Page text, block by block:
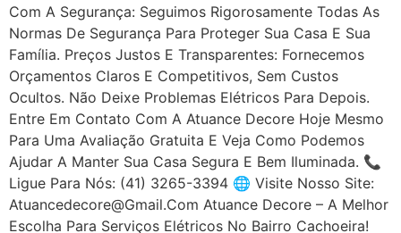
Com A Segurança: Seguimos Rigorosamente Todas As
Normas De Segurança Para Proteger Sua Casa E Sua
Família. Preços Justos E Transparentes: Fornecemos
Orçamentos Claros E Competitivos, Sem Custos
Ocultos. Não Deixe Problemas Elétricos Para Depois.
Entre Em Contato Com A Atuance Decore Hoje Mesmo
Para Uma Avaliação Gratuita E Veja Como Podemos
Ajudar A Manter Sua Casa Segura E Bem Iluminada. 📞
Ligue Para Nós: (41) 3265-3394 🌐 Visite Nosso Site:
Atuancedecore@gmail.com Atuance Decore – A Melhor
Escolha Para Serviços Elétricos No Bairro Cachoeira!